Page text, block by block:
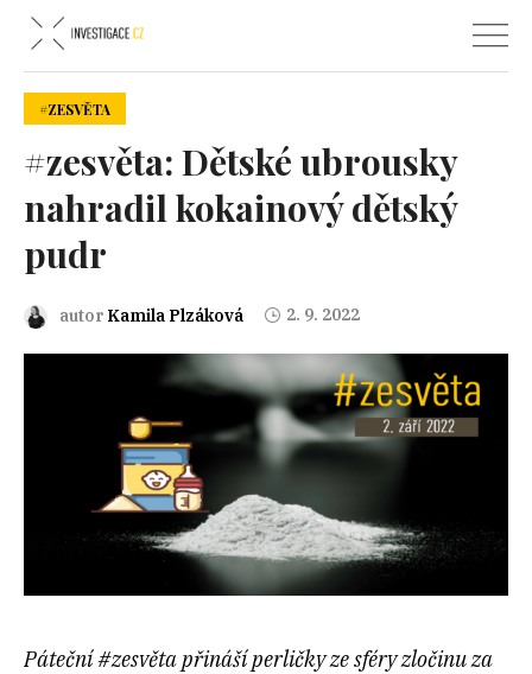
#ZESVĚTA
#zesvěta: Dětské ubrousky
nahradil kokainový dětský
pudr
autor Kamila Plzáková 2. 9. 2022
Páteční #zesvěta přináší perličky ze sféry zločinu za